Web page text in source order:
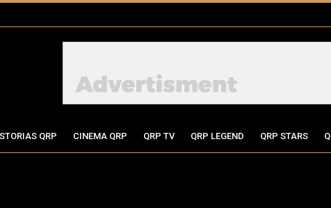
QRP CINEMA QRP QRP TV QRP LEGEND QRP STARS